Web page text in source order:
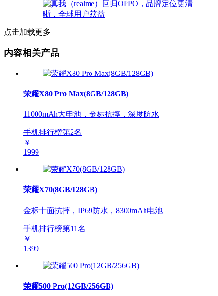
点击加载更多
内容相关产品
荣耀X80 Pro Max(8GB/128GB)
11000mAh大电池，金标抗摔，深度防水
手机排行榜第2名
￥
1999
荣耀X70(8GB/128GB)
金标十面抗摔，IP69防水，8300mAh电池
手机排行榜第11名
￥
1399
荣耀500 Pro(12GB/256GB)